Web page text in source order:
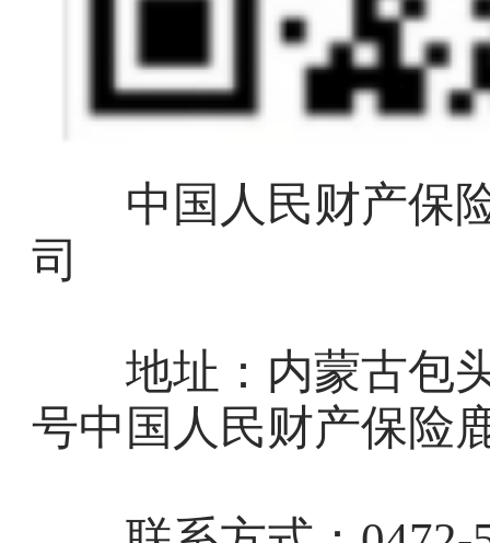
中国人民财产保险
司
地址：内蒙古包头
号中国人民财产保险